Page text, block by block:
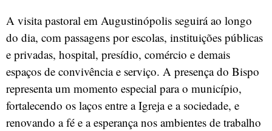
A visita pastoral em Augustinópolis seguirá ao longo
do dia, com passagens por escolas, instituições públicas
e privadas, hospital, presídio, comércio e demais
espaços de convivência e serviço. A presença do Bispo
representa um momento especial para o município,
fortalecendo os laços entre a Igreja e a sociedade, e
renovando a fé e a esperança nos ambientes de trabalho